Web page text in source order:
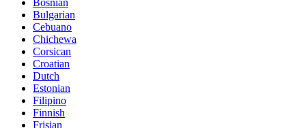
Bulgarian
Cebuano
Chichewa
Corsican
Croatian
Dutch
Estonian
Filipino
Finnish
Frisian